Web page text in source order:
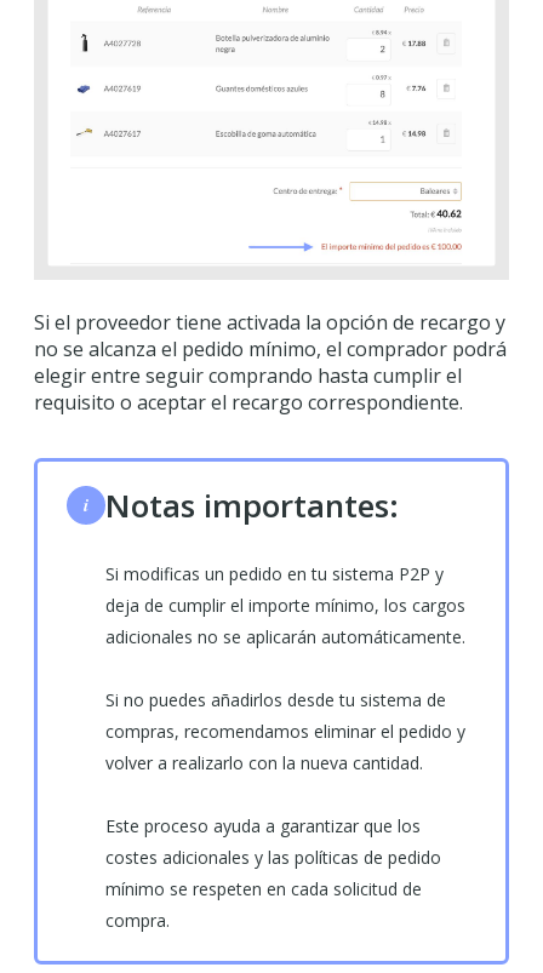
Si el proveedor tiene activada la opción de recargo y
no se alcanza el pedido mínimo, el comprador podrá
elegir entre seguir comprando hasta cumplir el
requisito o aceptar el recargo correspondiente.
i Notas importantes:
Si modificas un pedido en tu sistema P2P y
deja de cumplir el importe mínimo, los cargos
adicionales no se aplicarán automáticamente.
Si no puedes añadirlos desde tu sistema de
compras, recomendamos eliminar el pedido y
volver a realizarlo con la nueva cantidad.
Este proceso ayuda a garantizar que los
costes adicionales y las políticas de pedido
mínimo se respeten en cada solicitud de
compra.